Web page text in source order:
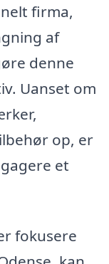
firma,
af
denne
Uanset om
op, er
et
fokusere